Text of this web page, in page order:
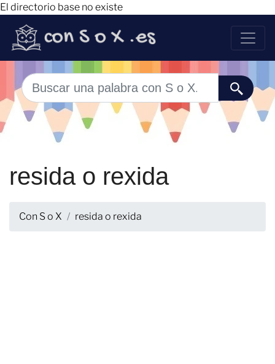
El directorio base no existe
resida o rexida
Con S o X resida o rexida